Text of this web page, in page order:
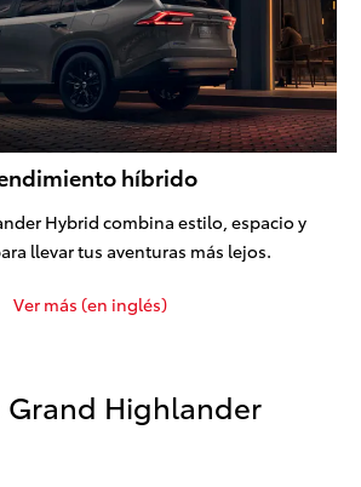
híbrido
Hybrid combina estilo, espacio y
llevar tus aventuras más lejos.
Ver más (en inglés)
Grand Highlander